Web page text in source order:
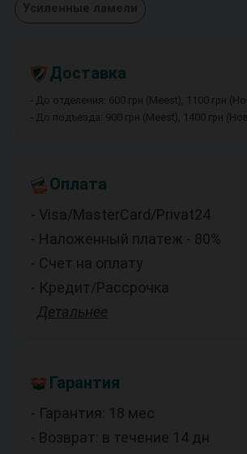
Усиленные ламели
Доставка
- До отделения: 600 грн (Meest), 1100 грн
- До подъезда: 900 грн (Meest), 1400 грн
Оплата
- Visa/MasterCard/Privat24
- Наложенный платеж - 80%
- Счет на оплату
- Кредит/Рассрочка
Детальнее
Гарантия
- Гарантия: 18 мес
- Возврат: в течение 14 дн